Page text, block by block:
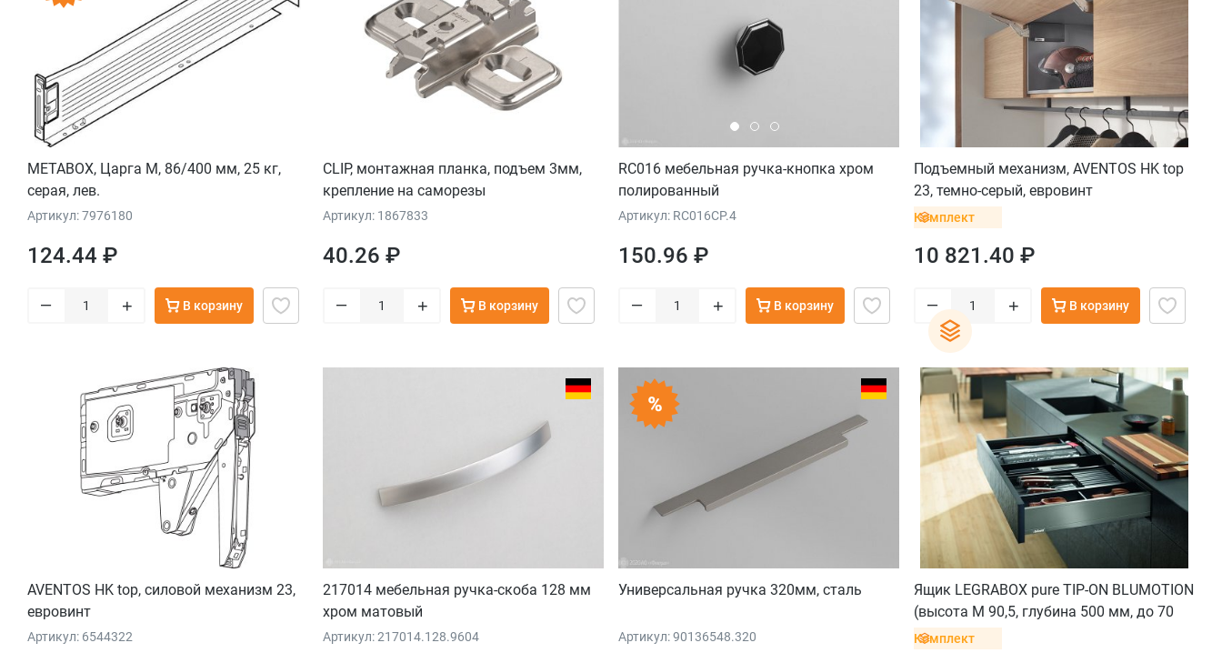
METABOX, Царга М, 86/400 мм, 25 кг,
серая, лев.
Артикул: 7976180
124.44 ₽
– + В корзину
CLIP, монтажная планка, подъем 3мм,
крепление на саморезы
Артикул: 1867833
40.26 ₽
– + В корзину
RC016 мебельная ручка-кнопка хром
полированный
Артикул: RC016CP.4
150.96 ₽
– + В корзину
Подъемный механизм, AVENTOS HK top
23, темно-серый, евровинт
Комплект
10 821.40 ₽
– + В корзину
AVENTOS HK top, силовой механизм 23,
евровинт
Артикул: 6544322
217014 мебельная ручка-скоба 128 мм
хром матовый
Артикул: 217014.128.9604
Универсальная ручка 320мм, сталь
Артикул: 90136548.320
Ящик LEGRABOX pure TIP-ON BLUMOTION
(высота M 90,5, глубина 500 мм, до 70
кг), для тонких фасадов, серый орион
Комплект